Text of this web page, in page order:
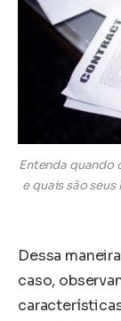
Entenda quando
e quais são
Dessa
caso,